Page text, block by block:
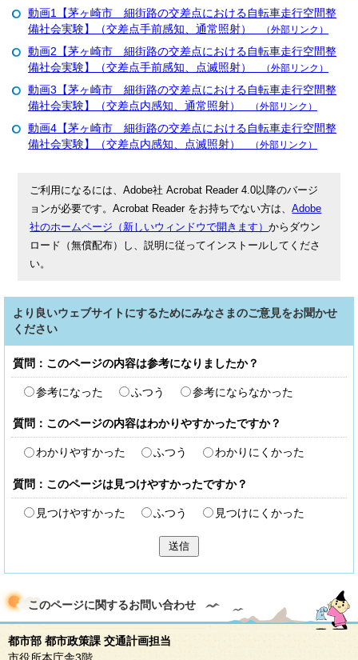
動画1【茅ヶ崎市 細街路の交差点における自転車走行空間整
備社会実験】（交差点手前感知、通常照射）
（外部リンク）
動画2【茅ヶ崎市 細街路の交差点における自転車走行空間整
備社会実験】（交差点手前感知、点滅照射）
（外部リンク）
動画3【茅ヶ崎市 細街路の交差点における自転車走行空間整
備社会実験】（交差点内感知、通常照射）
（外部リンク）
動画4【茅ヶ崎市 細街路の交差点における自転車走行空間整
備社会実験】（交差点内感知、点滅照射）
（外部リンク）
ご利用になるには、Adobe社 Acrobat Reader 4.0以降のバージ
ョンが必要です。Acrobat Reader をお持ちでない方は、Adobe
社のホームページ（新しいウィンドウで開きます）からダウン
ロード（無償配布）し、説明に従ってインストールしてくださ
い。
より良いウェブサイトにするためにみなさまのご意見をお聞かせ
ください
質問：このページの内容は参考になりましたか？
参考になった ふつう 参考にならなかった
質問：このページの内容はわかりやすかったですか？
わかりやすかった ふつう わかりにくかった
質問：このページは見つけやすかったですか？
見つけやすかった ふつう 見つけにくかった
送信
このページに関するお問い合わせ
都市部 都市政策課 交通計画担当